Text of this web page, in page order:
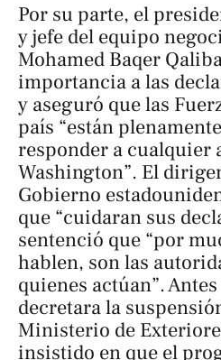
Por su parte, el
y jefe del equipo
Mohamed Baqer
importancia a las
y aseguró que las
país “están
responder a cualquier
Washington”. El
Gobierno
que “cuidaran sus
sentenció que “por
hablen, son las
quienes actúan”.
decretara la
Ministerio de
insistido en que el